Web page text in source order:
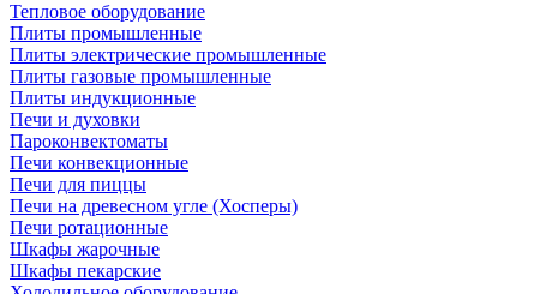
Тепловое оборудование
Плиты промышленные
Плиты электрические промышленные
Плиты газовые промышленные
Плиты индукционные
Печи и духовки
Пароконвектоматы
Печи конвекционные
Печи для пиццы
Печи на древесном угле (Хосперы)
Печи ротационные
Шкафы жарочные
Шкафы пекарские